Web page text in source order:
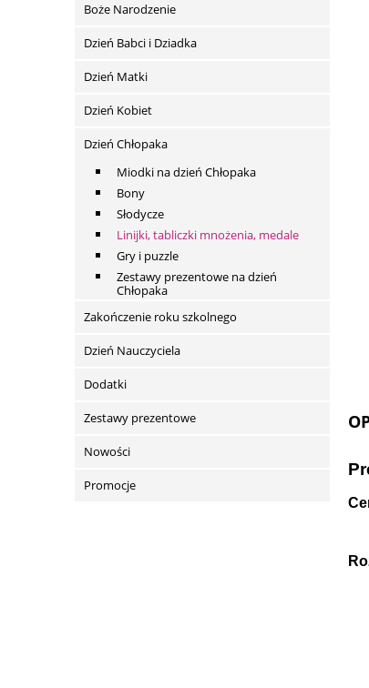
Boże Narodzenie
Dzień Babci i Dziadka
Dzień Matki
Dzień Kobiet
Dzień Chłopaka
Miodki na dzień Chłopaka
Bony
Słodycze
Linijki, tabliczki mnożenia, medale
Gry i puzzle
Zestawy prezentowe na dzień
Chłopaka
Zakończenie roku szkolnego
Dzień Nauczyciela
Dodatki
Zestawy prezentowe
Nowości
Promocje